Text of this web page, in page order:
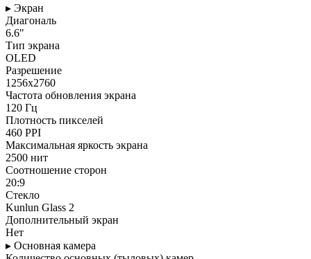
▸ Экран
Диагональ
6.6"
Тип экрана
OLED
Разрешение
1256x2760
Частота обновления экрана
120 Гц
Плотность пикселей
460 PPI
Максимальная яркость экрана
2500 нит
Соотношение сторон
20:9
Стекло
Kunlun Glass 2
Дополнительный экран
Нет
▸ Основная камера